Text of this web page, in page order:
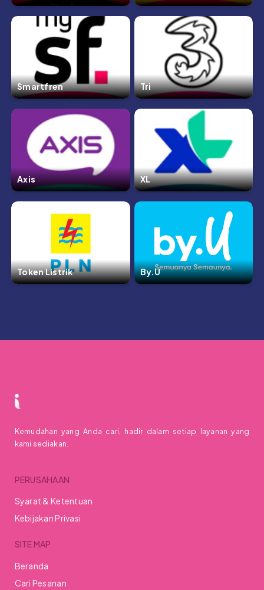
Smartfren Tri
Axis XL
Token Listrik By.U
Kemudahan yang Anda cari, hadir dalam setiap layanan yang
kami sediakan.
PERUSAHAAN
Syarat & Ketentuan
Kebijakan Privasi
SITE MAP
Beranda
Cari Pesanan